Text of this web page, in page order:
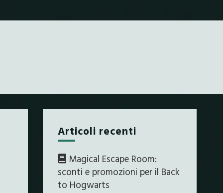
proprio alla fine
Articoli recenti
Magical Escape Room:
sconti e promozioni per il Back
to Hogwarts